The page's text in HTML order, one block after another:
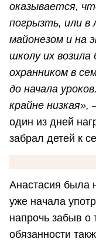
оказывается,
погрызть, или в
майонезом и на
школу их возила
охранником в
до начала
крайне низкая»,
один из дней
забрал детей к
Анастасия была
уже начала
напрочь забыв о
обязанности